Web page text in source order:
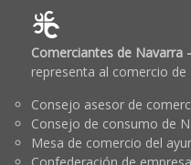
Comerciantes de Navarra
representa al comercio
Consejo asesor de
Consejo de consumo de
Mesa de comercio del
Confederación de